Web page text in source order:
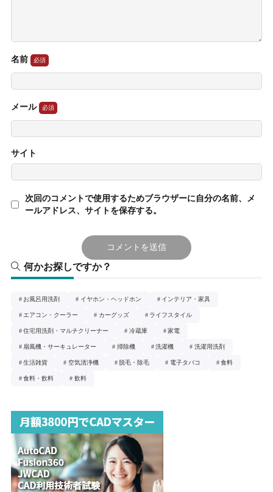
名前
メール
サイト
次回のコメントで使用するためブラウザーに自分の名前、メ
ールアドレス、サイトを保存する。
何かお探しですか？
お風呂用洗剤 イヤホン・ヘッドホン インテリア・家具
エアコン・クーラー カーグッズ ライフスタイル
住宅用洗剤・マルチクリーナー 冷蔵庫 家電
扇風機・サーキュレーター 掃除機 洗濯機 洗濯用洗剤
生活雑貨 空気清浄機 脱毛・除毛 電子タバコ 食料
食料・飲料 飲料